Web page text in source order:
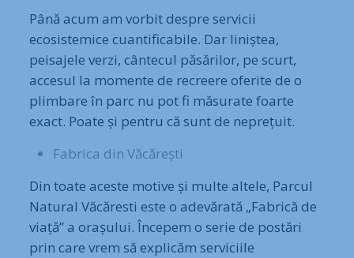
Până acum am vorbit despre servicii
ecosistemice cuantificabile. Dar liniștea,
peisajele verzi, cântecul păsărilor, pe scurt,
accesul la momente de recreere oferite de o
plimbare în parc nu pot fi măsurate foarte
exact. Poate și pentru că sunt de neprețuit.
Fabrica din Văcărești
Din toate aceste motive și multe altele, Parcul
Natural Văcăresti este o adevărată „Fabrică de
viață” a orașului. Începem o serie de postări
prin care vrem să explicăm serviciile